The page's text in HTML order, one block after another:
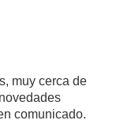
muy cerca de
comunicado.